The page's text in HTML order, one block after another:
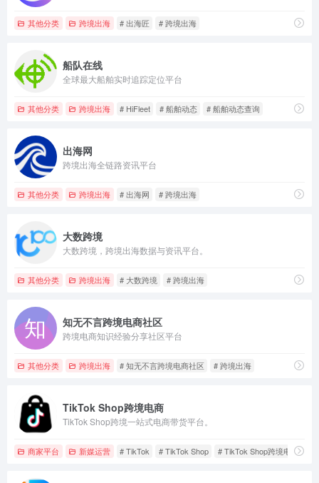
其他分类 跨境出海 # 出海匠 # 跨境出海
船队在线
全球最大船舶实时追踪定位平台
其他分类 跨境出海 # HiFleet # 船舶动态 # 船舶动态查询
出海网
跨境出海全链路资讯平台
其他分类 跨境出海 # 出海网 # 跨境出海
大数跨境
大数跨境，跨境出海数据与资讯平台。
其他分类 跨境出海 # 大数跨境 # 跨境出海
知无不言跨境电商社区
跨境电商知识经验分享社区平台
其他分类 跨境出海 # 知无不言跨境电商社区 # 跨境出海
TikTok Shop跨境电商
TikTok Shop跨境一站式电商带货平台。
商家平台 新媒运营 # TikTok # TikTok Shop # TikTok Shop跨境电商